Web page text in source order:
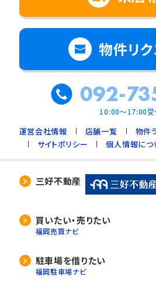
物件リ
092-
10:00～17:00受
運営会社情報 店舗一覧
物件
サイトポリシー
個人情報につ
三好不動産
買いたい・売りたい
福岡売買ナビ
駐車場を借りたい
福岡駐車場ナビ